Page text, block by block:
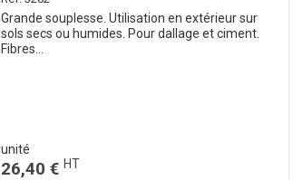
Grande souplesse. Utilisation en extérieur sur
sols secs ou humides. Pour dallage et ciment.
Fibres...
unité
26,40 € HT